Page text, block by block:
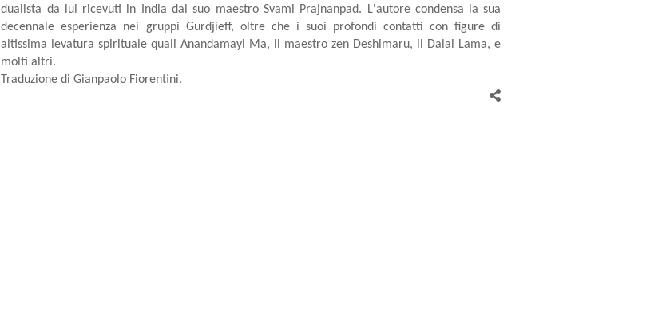
dualista da lui ricevuti in India dal suo maestro Svami Prajnanpad. L'autore condensa la sua
decennale esperienza nei gruppi Gurdjieff, oltre che i suoi profondi contatti con figure di
altissima levatura spirituale quali Anandamayi Ma, il maestro zen Deshimaru, il Dalai Lama, e
molti altri.
Traduzione di Gianpaolo Fiorentini.